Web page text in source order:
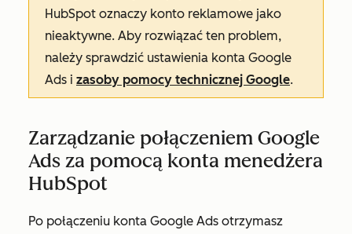
HubSpot oznaczy konto reklamowe jako
nieaktywne. Aby rozwiązać ten problem,
należy sprawdzić ustawienia konta Google
Ads i zasoby pomocy technicznej Google.
Zarządzanie połączeniem Google
Ads za pomocą konta menedżera
HubSpot
Po połączeniu konta Google Ads otrzymasz